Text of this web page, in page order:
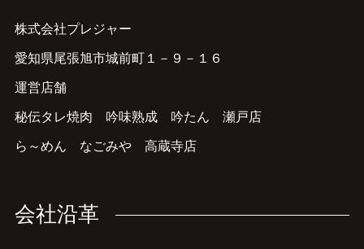
株式会社プレジャー
愛知県尾張旭市城前町１－９－１６
運営店舗
秘伝タレ焼肉 吟味熟成 吟たん 瀬戸店
ら～めん なごみや 高蔵寺店
会社沿革